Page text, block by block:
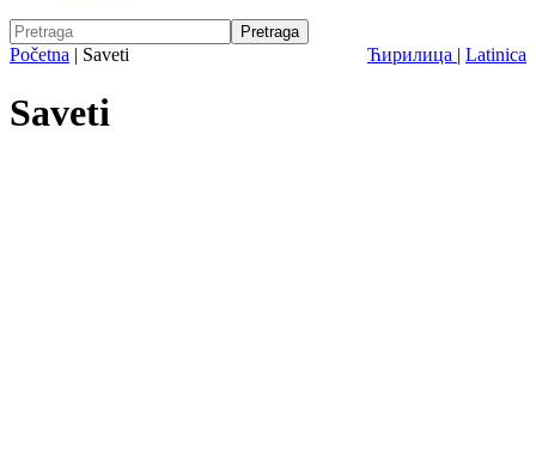
Ћирилица | Latinica
Početna | Saveti
Saveti